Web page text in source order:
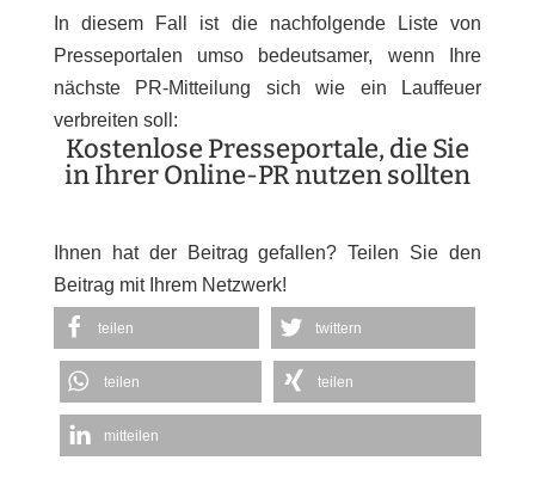
In diesem Fall ist die nachfolgende Liste von
Presseportalen umso bedeutsamer, wenn Ihre
nächste PR-Mitteilung sich wie ein Lauffeuer
verbreiten soll:
Kostenlose Presseportale, die Sie
in Ihrer Online-PR nutzen sollten
Ihnen hat der Beitrag gefallen? Teilen Sie den
Beitrag mit Ihrem Netzwerk!
teilen twittern
teilen teilen
mitteilen